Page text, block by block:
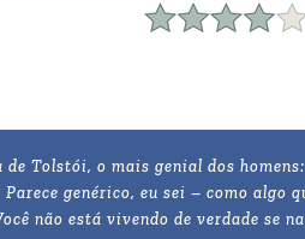
de Tolstói, o mais genial dos
Parece genérico, eu sei – como algo
não está vivendo de verdade se